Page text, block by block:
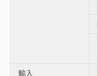
輸入